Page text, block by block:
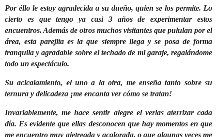
Por éllo le estoy agradecida a su dueño, quien se los permite. Lo
cierto es que tengo ya casi 3 años de experimentar estos
encuentros. Además de otros muchos visitantes que pululan por el
área, esta parejita es la que siempre llega y se posa de forma
tranquila y agradable sobre el techado de mi garaje, regalándome
todo un espectáculo.
Su acicalamiento, el uno a la otra, me enseña tanto sobre su
ternura y delicadeza ¡me encanta ver cómo se tratan!
Invariablemente, me hace sentir alegre el verlas aterrizar cada
día. Es evidente que ellas desconocen que hay momentos en que
me encuentro muy ajetreada y acalorada, o que algunas veces me